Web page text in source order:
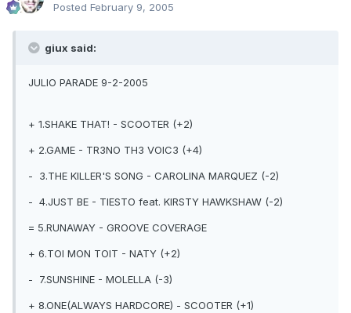
Posted February 9, 2005
giux said:
JULIO PARADE 9-2-2005
+ 1.SHAKE THAT! - SCOOTER (+2)
+ 2.GAME - TR3NO TH3 VOIC3 (+4)
- 3.THE KILLER'S SONG - CAROLINA MARQUEZ (-2)
- 4.JUST BE - TIESTO feat. KIRSTY HAWKSHAW (-2)
= 5.RUNAWAY - GROOVE COVERAGE
+ 6.TOI MON TOIT - NATY (+2)
- 7.SUNSHINE - MOLELLA (-3)
+ 8.ONE(ALWAYS HARDCORE) - SCOOTER (+1)